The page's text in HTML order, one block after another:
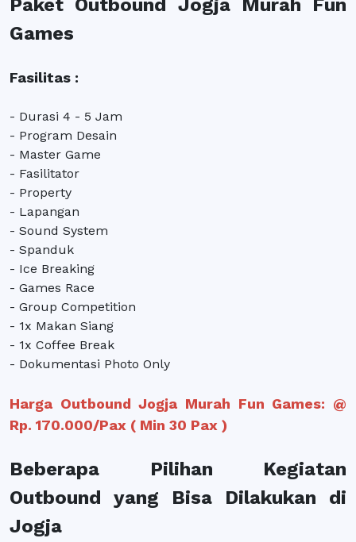
Paket Outbound Jogja Murah Fun
Games
Fasilitas :
- Durasi 4 - 5 Jam
- Program Desain
- Master Game
- Fasilitator
- Property
- Lapangan
- Sound System
- Spanduk
- Ice Breaking
- Games Race
- Group Competition
- 1x Makan Siang
- 1x Coffee Break
- Dokumentasi Photo Only
Harga Outbound Jogja Murah Fun Games: @
Rp. 170.000/Pax ( Min 30 Pax )
Beberapa Pilihan Kegiatan
Outbound yang Bisa Dilakukan di
Jogja